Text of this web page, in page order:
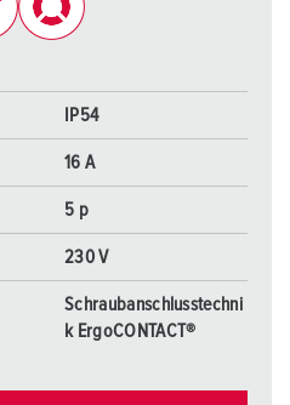
IP54
16 A
5 p
230 V
Schraubanschlusstechni
k ErgoCONTACT®